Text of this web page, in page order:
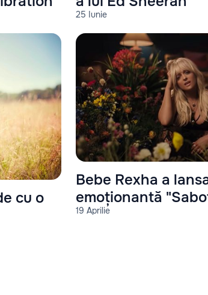
25 Iunie
cu o
19 Aprilie
Bebe Rexha a
emoționantă